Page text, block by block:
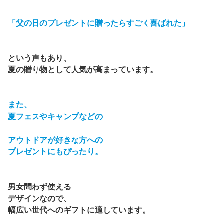
「父の日のプレゼントに贈ったらすごく喜ばれた」
という声もあり、
夏の贈り物として人気が高まっています。
また、
夏フェスやキャンプなどの
アウトドアが好きな方への
プレゼントにもぴったり。
男女問わず使える
デザインなので、
幅広い世代へのギフトに適しています。